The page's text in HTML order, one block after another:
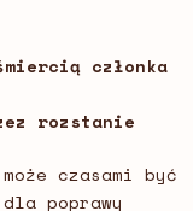
członka
rozstanie
czasami być
poprawy